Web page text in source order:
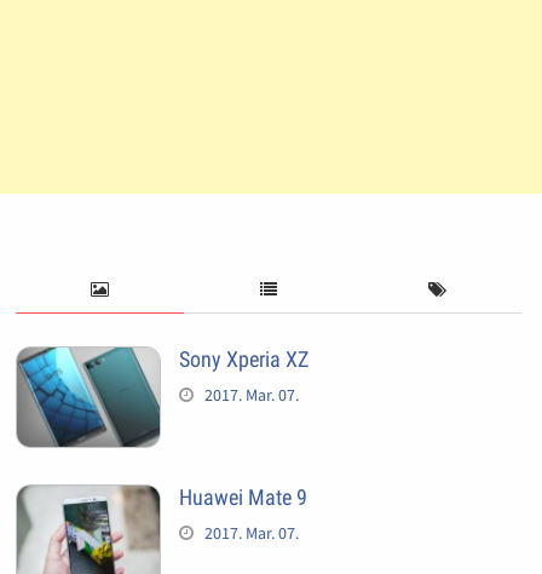
Sony Xperia XZ
2017. Mar. 07.
Huawei Mate 9
2017. Mar. 07.